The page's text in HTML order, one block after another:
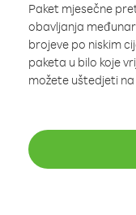
Paket mjesečne
obavljanja
brojeve po niskim
paketa u bilo koje
možete uštedjeti